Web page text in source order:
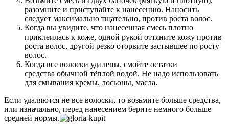
разомните и приступайте к нанесению. Наносить
следует максимально тщательно, против роста волос.
Когда вы увидите, что нанесенная смесь плотно
приклеилась к коже, одной рукой оттяните кожу против
роста волос, другой резко оторвите застывшее по росту
волос.
Когда все волоски удалены, смойте остатки
средства обычной тёплой водой. Не надо использовать
для смывания кремы, лосьоны, масла.
Если удаляются не все волоски, то возьмите больше средства,
или изначально, перед нанесением берите немного больше
средней нормы.